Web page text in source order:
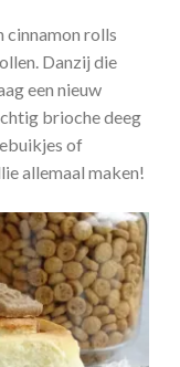
cinnamon rolls
Danzij die
een nieuw
brioche deeg
of
allemaal maken!